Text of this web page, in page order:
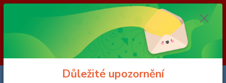
Vážení zákazníci, v termínu od 8. 8. 2026 do 23. 8. 2026 nebude z
důvodu čerpání dovolené probíhat expedice objednávek a bude omezen
provoz e-shopu HRACKYNABYTEK.CZ. Objednávky přijaté, nebo
uhrazené do čtvrtka 6. 8. 2026 budou expedovány v pátek 7. 8. 2026.
Objednávky přijaté, nebo uhrazené od pátku 7. 8. 2026 do neděle 23. 8.
2026 budou postupně expedovány od pondělí 24. 8. 2026. Děkujeme za
pochopení HRACKYNABYTEK.CZ
Důležité upozornění